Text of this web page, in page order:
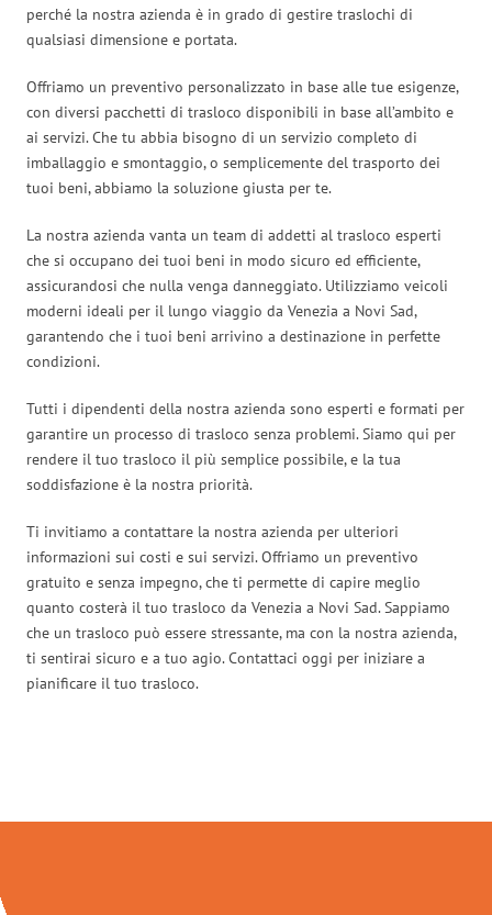
perché la nostra azienda è in grado di gestire traslochi di
qualsiasi dimensione e portata.
Offriamo un preventivo personalizzato in base alle tue esigenze,
con diversi pacchetti di trasloco disponibili in base all’ambito e
ai servizi. Che tu abbia bisogno di un servizio completo di
imballaggio e smontaggio, o semplicemente del trasporto dei
tuoi beni, abbiamo la soluzione giusta per te.
La nostra azienda vanta un team di addetti al trasloco esperti
che si occupano dei tuoi beni in modo sicuro ed efficiente,
assicurandosi che nulla venga danneggiato. Utilizziamo veicoli
moderni ideali per il lungo viaggio da Venezia a Novi Sad,
garantendo che i tuoi beni arrivino a destinazione in perfette
condizioni.
Tutti i dipendenti della nostra azienda sono esperti e formati per
garantire un processo di trasloco senza problemi. Siamo qui per
rendere il tuo trasloco il più semplice possibile, e la tua
soddisfazione è la nostra priorità.
Ti invitiamo a contattare la nostra azienda per ulteriori
informazioni sui costi e sui servizi. Offriamo un preventivo
gratuito e senza impegno, che ti permette di capire meglio
quanto costerà il tuo trasloco da Venezia a Novi Sad. Sappiamo
che un trasloco può essere stressante, ma con la nostra azienda,
ti sentirai sicuro e a tuo agio. Contattaci oggi per iniziare a
pianificare il tuo trasloco.